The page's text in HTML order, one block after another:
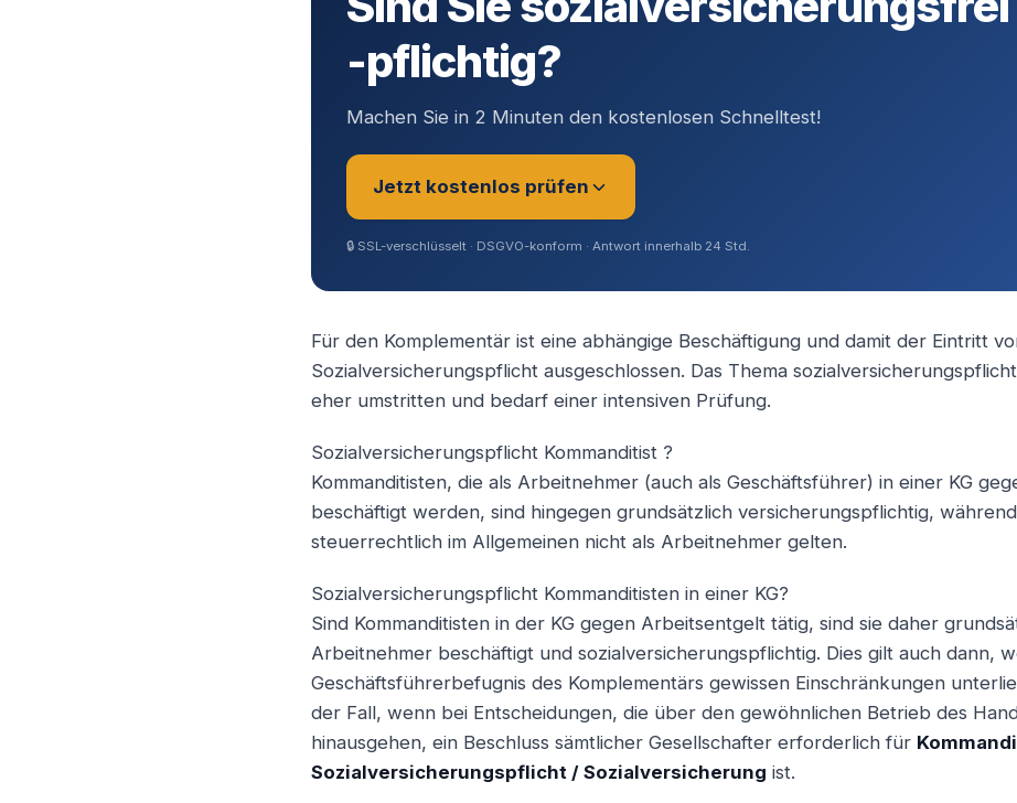
-pflichtig?
Machen Sie in 2 Minuten den kostenlosen Schnelltest!
Jetzt kostenlos prüfen
Sie sind? *
Geschäftsführer (Angestellt / Gesellschafter)
Selbstständig / Unternehmer
🔒 SSL-verschlüsselt · DSGVO-konform · Antwort innerhalb 24 Std.
Für den Komplementär ist eine abhängige Beschäftigung und damit der Eintritt
Sozialversicherungspflicht ausgeschlossen. Das Thema
eher umstritten und bedarf einer intensiven Prüfung.
Sozialversicherungspflicht Kommanditist ?
Kommanditisten, die als Arbeitnehmer (auch als Geschäftsführer) in einer KG
beschäftigt werden, sind hingegen grundsätzlich versicherungspflichtig,
steuerrechtlich im Allgemeinen nicht als Arbeitnehmer gelten.
Sozialversicherungspflicht Kommanditisten in einer KG?
Sind Kommanditisten in der KG gegen Arbeitsentgelt tätig, sind sie daher
Arbeitnehmer beschäftigt und sozialversicherungspflichtig. Dies gilt auch dann,
Geschäftsführerbefugnis des Komplementärs gewissen Einschränkungen
der Fall, wenn bei Entscheidungen, die über den gewöhnlichen Betrieb des
hinausgehen, ein Beschluss sämtlicher Gesellschafter erforderlich für
Sozialversicherungspflicht / Sozialversicherung ist.